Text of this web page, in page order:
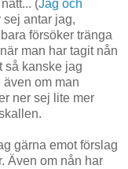
(Jag och
sej antar jag,
försöker tränga
man har tagit nån
så kanske jag
även om man
ner sej lite mer
gärna emot förslag
Även om nån har